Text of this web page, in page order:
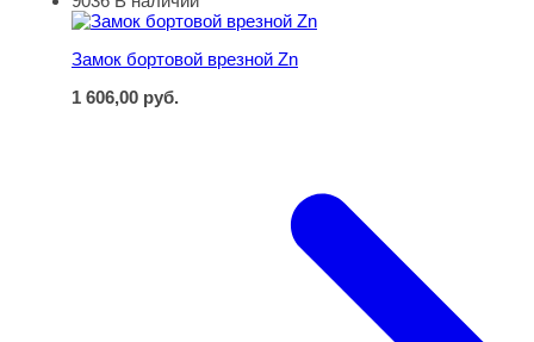
Замок бортовой врезной Zn
Замок бортовой врезной Zn
1 606,00 руб.